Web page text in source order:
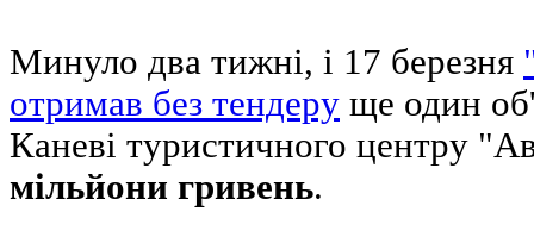
Минуло два тижні, і 17 березня
отримав без тендеру ще один
Каневі туристичного центру
мільйони гривень.